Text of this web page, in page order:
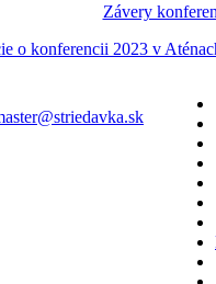
Závery
o konferencii 2023 v